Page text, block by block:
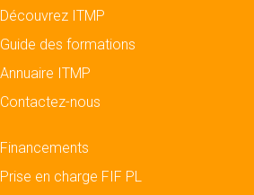
Découvrez ITMP
Guide des formations
Annuaire ITMP
Contactez-nous
Financements
Prise en charge FIF PL